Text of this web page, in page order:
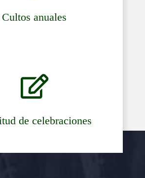
Cultos anuales

de celebraciones